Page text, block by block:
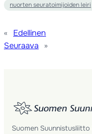
nuorten seuratoimijoiden leiri
«
Edellinen
Seuraava
»
Suomen